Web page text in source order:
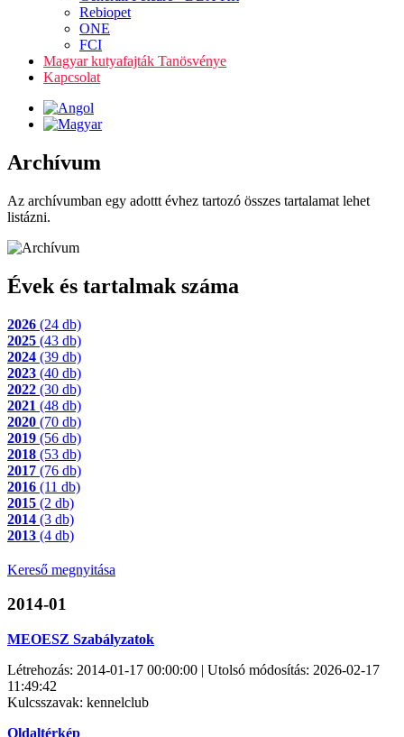
Rebiopet
ONE
FCI
Magyar kutyafajták Tanösvénye
Kapcsolat
Archívum
Az archívumban egy adottt évhez tartozó összes tartalamat lehet
listázni.
Évek és tartalmak száma
2026 (24 db)
2025 (43 db)
2024 (39 db)
2023 (40 db)
2022 (30 db)
2021 (48 db)
2020 (70 db)
2019 (56 db)
2018 (53 db)
2017 (76 db)
2016 (11 db)
2015 (2 db)
2014 (3 db)
2013 (4 db)
Kereső megnyitása
2014-01
MEOESZ Szabályzatok
Létrehozás: 2014-01-17 00:00:00 | Utolsó módosítás: 2026-02-17
11:49:42
Kulcsszavak: kennelclub
Oldaltérkép